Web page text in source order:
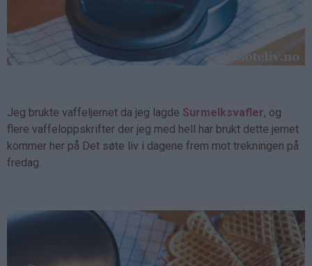
Jeg brukte vaffeljernet da jeg lagde Surmelksvafler, og
flere vaffeloppskrifter der jeg med hell har brukt dette jernet
kommer her på Det søte liv i dagene frem mot trekningen på
fredag.